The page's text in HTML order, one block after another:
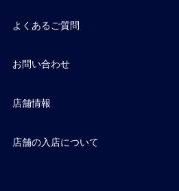
よくあるご質問
お問い合わせ
店舗情報
店舗の入店について